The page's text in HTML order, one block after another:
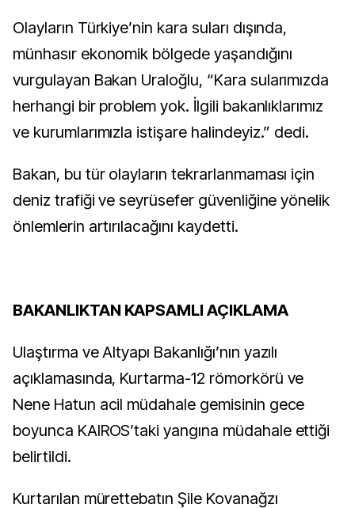
Olayların Türkiye’nin kara suları dışında,
münhasır ekonomik bölgede yaşandığını
vurgulayan Bakan Uraloğlu, “Kara sularımızda
herhangi bir problem yok. İlgili bakanlıklarımız
ve kurumlarımızla istişare halindeyiz.” dedi.
Bakan, bu tür olayların tekrarlanmaması için
deniz trafiği ve seyrüsefer güvenliğine yönelik
önlemlerin artırılacağını kaydetti.
BAKANLIKTAN KAPSAMLI AÇIKLAMA
Ulaştırma ve Altyapı Bakanlığı’nın yazılı
açıklamasında, Kurtarma-12 römorkörü ve
Nene Hatun acil müdahale gemisinin gece
boyunca KAIROS’taki yangına müdahale ettiği
belirtildi.
Kurtarılan mürettebatın Şile Kovanağzı